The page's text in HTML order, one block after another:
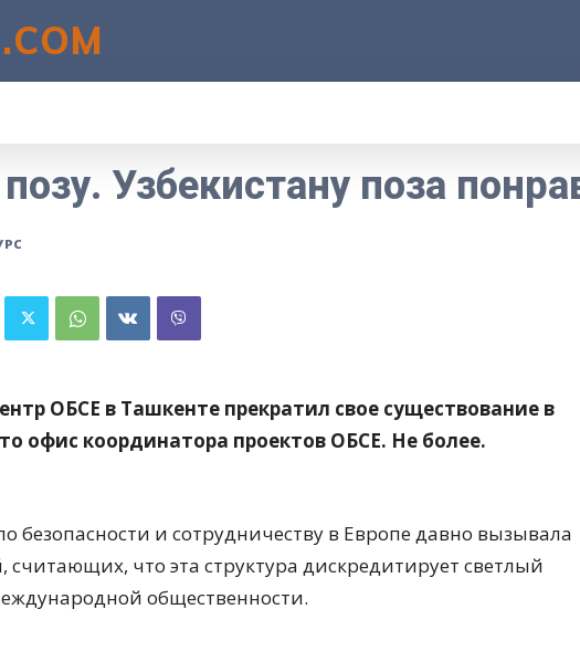
.COM
Узбекистану поза
ОБСЕ в Ташкенте прекратил свое существование в
офис координатора проектов ОБСЕ. Не более.
безопасности и сотрудничеству в Европе давно вызывала
считающих, что эта структура дискредитирует светлый
общественности.